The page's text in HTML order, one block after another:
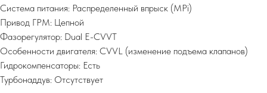
Система питания: Распределенный впрыск (MPi)
Привод ГРМ: Цепной
Фазорегулятор: Dual E-CVVT
Особенности двигателя: CVVL (изменение подъема клапанов)
Гидрокомпенсаторы: Есть
Турбонаддув: Отсутствует